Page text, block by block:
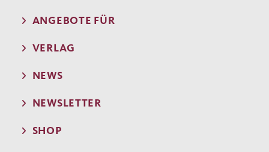
ANGEBOTE FÜR
VERLAG
NEWS
NEWSLETTER
SHOP